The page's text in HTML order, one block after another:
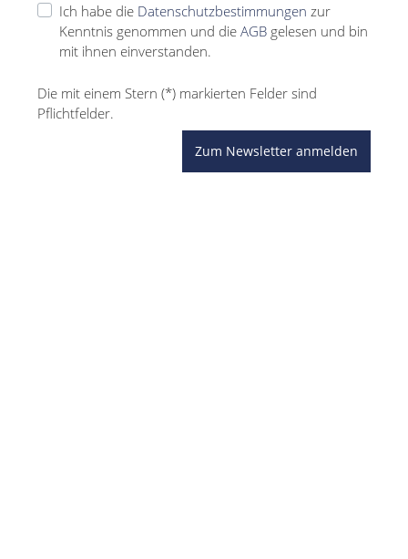
Ich habe die Datenschutzbestimmungen zur
Kenntnis genommen und die AGB gelesen und bin
mit ihnen einverstanden.
Die mit einem Stern (*) markierten Felder sind
Pflichtfelder.
Zum Newsletter anmelden